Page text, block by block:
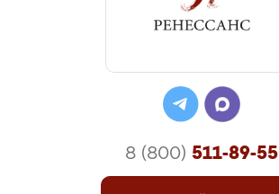
8 (800) 511-89-55